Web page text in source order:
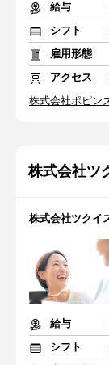
給与
シフト
雇用形態
アクセス
株式会社ポピン
株式会社ツ
株式会社ツクイ
給与
シフト